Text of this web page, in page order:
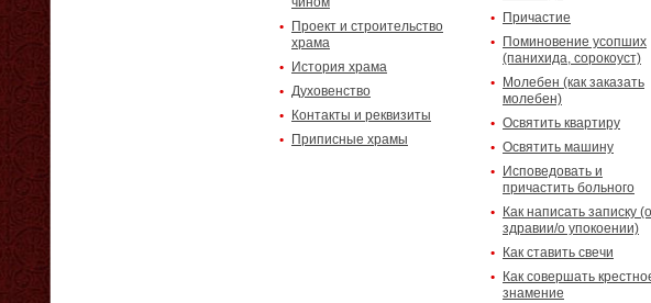
Проект и строительство
храма
История храма
Духовенство
Контакты и реквизиты
Приписные храмы
Причастие
Поминовение усопших
(панихида, сорокоуст)
Молебен (как заказать
молебен)
Освятить квартиру
Освятить машину
Исповедовать и
причастить больного
Как написать записку (о
здравии/о упокоении)
Как ставить свечи
Как совершать
знамение